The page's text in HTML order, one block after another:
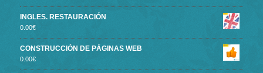
INGLES. RESTAURACIÓN
0.00€
CONSTRUCCIÓN DE PÁGINAS WEB
0.00€